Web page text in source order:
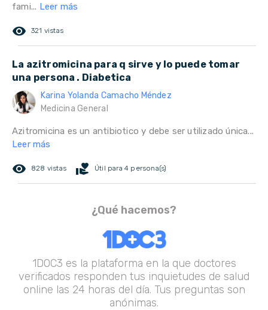
fami... Leer más
remove_red_eye 321 vistas
La azitromicina para q sirve y lo puede tomar
una persona . Diabetica
Karina Yolanda Camacho Méndez
Medicina General
Azitromicina es un antibiotico y debe ser utilizado única...
Leer más
remove_red_eye 828 vistas volunteer_activism Útil para 4 persona(s)
¿Qué hacemos?
1DOC3 es la plataforma en la que doctores
verificados responden tus inquietudes de salud
online las 24 horas del día. Tus preguntas son
anónimas.